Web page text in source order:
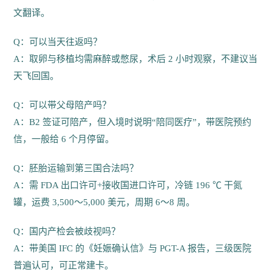
文翻译。
Q：可以当天往返吗？
A：取卵与移植均需麻醉或憋尿，术后 2 小时观察，不建议当
天飞回国。
Q：可以带父母陪产吗？
A：B2 签证可陪产，但入境时说明“陪同医疗”，带医院预约
信，一般给 6 个月停留。
Q：胚胎运输到第三国合法吗？
A：需 FDA 出口许可+接收国进口许可，冷链 196 ℃ 干氮
罐，运费 3,500～5,000 美元，周期 6～8 周。
Q：国内产检会被歧视吗？
A：带美国 IFC 的《妊娠确认信》与 PGT-A 报告，三级医院
普遍认可，可正常建卡。